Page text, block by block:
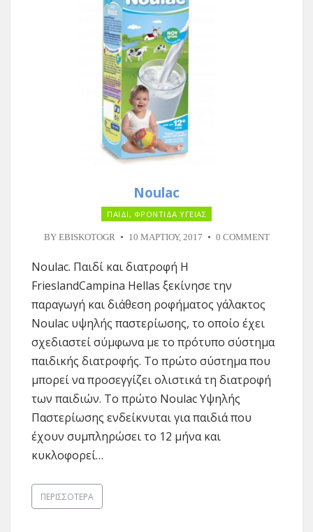
Νoulac
ΠΑΙΔΙ, ΦΡΟΝΤΙΔΑ ΥΓΕΙΑΣ
BY EBISKOTOGR 10 ΜΑΡΤΊΟΥ, 2017 0 COMMENT
Νoulac. Παιδί και διατροφή Η
FrieslandCampina Hellas ξεκίνησε την
παραγωγή και διάθεση ροφήματος γάλακτος
Noulac υψηλής παστερίωσης, το οποίο έχει
σχεδιαστεί σύμφωνα με το πρότυπο σύστημα
παιδικής διατροφής. Το πρώτο σύστημα που
μπορεί να προσεγγίζει ολιστικά τη διατροφή
των παιδιών. Το πρώτο Noulac Υψηλής
Παστερίωσης ενδείκνυται για παιδιά που
έχουν συμπληρώσει το 12 μήνα και
κυκλοφορεί…
ΠΕΡΙΣΣΌΤΕΡΑ